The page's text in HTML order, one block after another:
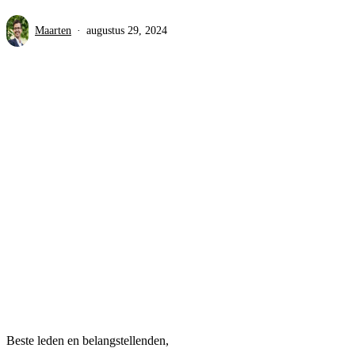
Maarten augustus 29, 2024
Beste leden en belangstellenden,